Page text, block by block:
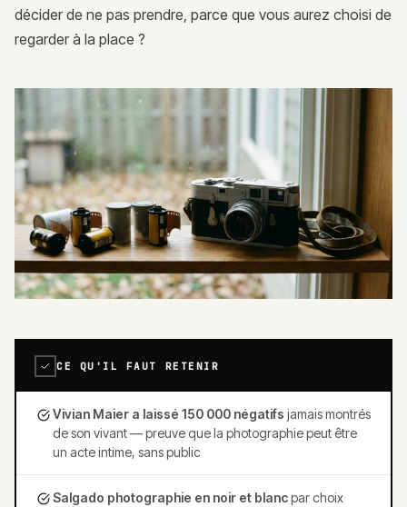
décider de ne pas prendre, parce que vous aurez choisi de
regarder à la place ?
CE QU'IL FAUT RETENIR
Vivian Maier a laissé 150 000 négatifs jamais montrés
de son vivant — preuve que la photographie peut être
un acte intime, sans public
Salgado photographie en noir et blancpar choix